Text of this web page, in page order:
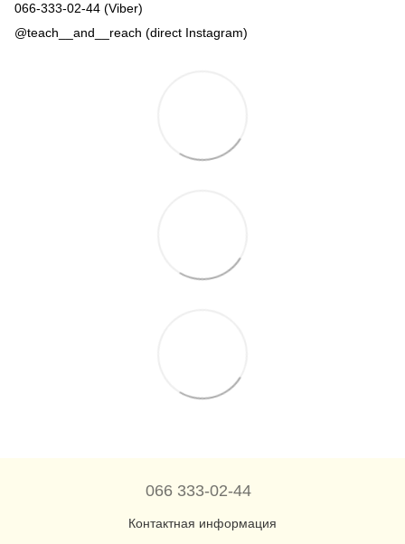
066-333-02-44 (Viber)
@teach__and__reach (direct Instagram)
066 333-02-44
Контактная информация